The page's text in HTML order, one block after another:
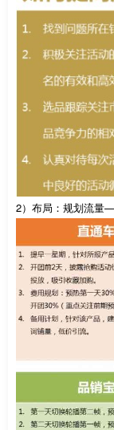
2）布局：规划流量